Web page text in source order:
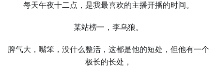
每天午夜十二点，是我最喜欢的主播开播的时间。
某站榜⼀，李乌狼。
脾气⼤，嘴笨，没什么整活，这都是他的短处，但他有⼀个
极长的长处，